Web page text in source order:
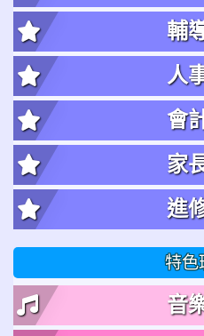
輔
人
會
家
進
特色
音